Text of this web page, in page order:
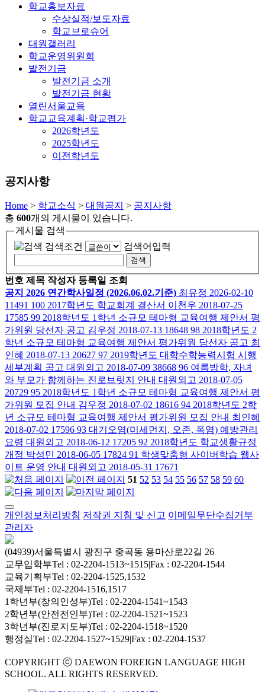
학교홍보자료
수상실적/보도자료
학교브로슈어
대원갤러리
학교운영위원회
발전기금
발전기금 소개
발전기금 현황
열린서울교육
학교교육계획·학교평가
2026학년도
2025학년도
이전학년도
공지사항
Home > 학교소식 > 대원공지 > 공지사항
총 600개의 게시물이 있습니다.
게시물 검색
검색조건
검색어입력
번호 제목 작성자 등록일 조회
공지 2026 연간학사일정 (2026.06.02.기준) 최유정 2026-02-10
11491 100 2017학년도 학교회계 결산서 이천우 2018-07-25
17585 99 2018학년도 1학년 소규모 테마형 교육여행 제안서 평
가위원 당선자 공고 김우정 2018-07-13 18648 98 2018학년도 2
학년 소규모 테마형 교육여행 제안서 평가위원 당선자 공고 최
인혜 2018-07-13 20627 97 2019학년도 대학수학능력시험 시행
세부계획 공고 대원외고 2018-07-09 38668 96 여름방학, 자녀
와 부모가 함께하는 진로브릿지 안내 대원외고 2018-07-05
20729 95 2018학년도 1학년 소규모 테마형 교육여행 제안서 평
가위원 모집 안내 김우정 2018-07-02 18616 94 2018학년도 2학
년 소규모 테마형 교육여행 제안서 평가위원 모집 안내 최인혜
2018-07-02 17596 93 대기오염(미세먼지, 오존, 폭염) 예방관리
요령 대원외고 2018-06-12 17205 92 2018학년도 학교생활규정
개정 박성민 2018-06-05 17824 91 학생맞춤형 사이버학습 웹사
이트 운영 안내 대원외고 2018-05-31 17671
51 52 53 54 55 56 57 58 59 60
개인정보처리방침 저작권 지침 및 신고 이메일무단수집거부
관리자
(04939)서울특별시 광진구 중곡동 용마산로22길 26
교무입학부Tel : 02-2204-1513~1515|Fax : 02-2204-1544
교육기획부Tel : 02-2204-1525,1532
국제부Tel : 02-2204-1516,1517
1학년부(창의인성부)Tel : 02-2204-1541~1543
2학년부(안전전인부)Tel : 02-2204-1521~1523
3학년부(진로지도부)Tel : 02-2204-1518~1520
행정실Tel : 02-2204-1527~1529|Fax : 02-2204-1537
COPYRIGHT ⓒ DAEWON FOREIGN LANGUAGE HIGH
SCHOOL. ALL RIGHTS RESERVED.